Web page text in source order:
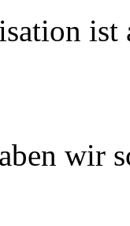
ist
wir